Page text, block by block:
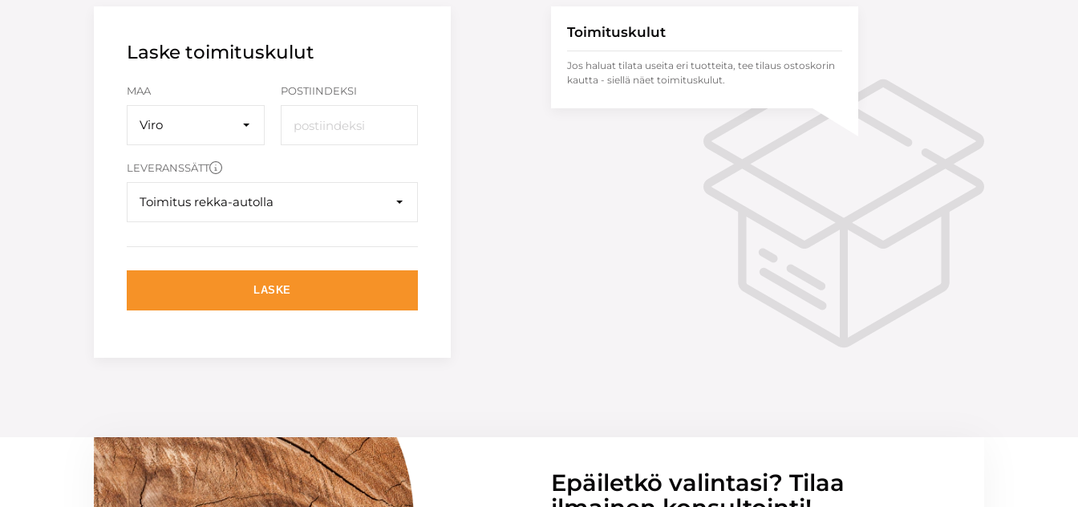
Laske toimituskulut
MAA
Viro
POSTIINDEKSI
LEVERANSSÄTT
Toimitus rekka-autolla
LASKE
Toimituskulut
Jos haluat tilata useita eri tuotteita, tee tilaus ostoskorin
kautta - siellä näet toimituskulut.
Epäiletkö valintasi? Tilaa